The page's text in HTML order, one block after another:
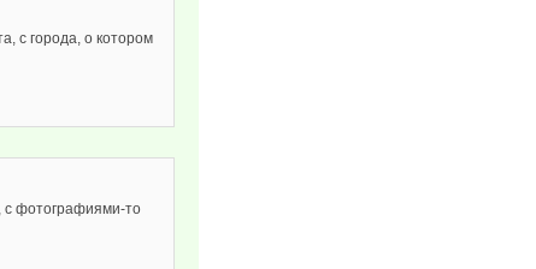
с города, о котором
с фотографиями-то